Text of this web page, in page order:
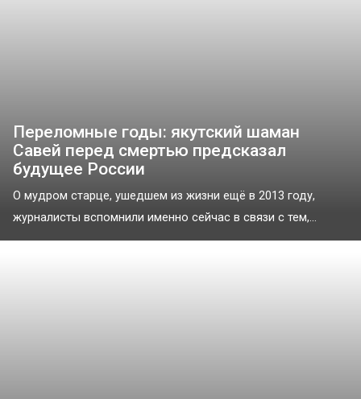
Переломные годы: якутский шаман
Савей перед смертью предсказал
будущее России
О мудром старце, ушедшем из жизни ещё в 2013 году,
журналисты вспомнили именно сейчас в связи с тем,...